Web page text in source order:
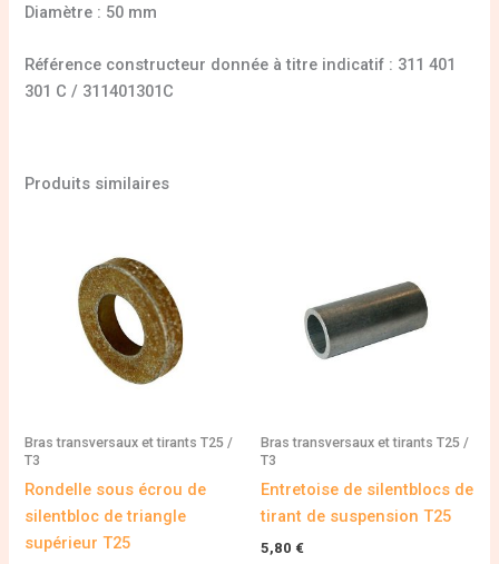
Diamètre : 50 mm
Référence constructeur donnée à titre indicatif : 311 401
301 C / 311401301C
Produits similaires
Bras transversaux et tirants T25 /
T3
Rondelle sous écrou de
silentbloc de triangle
supérieur T25
Bras transversaux et tirants T25 /
T3
Entretoise de silentblocs de
tirant de suspension T25
5,80 €